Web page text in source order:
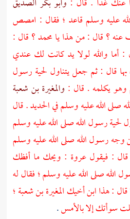
عليه وسلم قاعد ؛ فقال : امصص
عنه ؟ قال : من هذا يامحمد؟ قال :
: أما والله لولا يد كانت لك عندي
قال : ثم جعل يتناول لحية رسول
وهو يكلمه . قال : والمغيرة بن شعبة
الله عليه وسلم في الحديد . قال
لحية رسول الله صلى الله عليه وسلم
رسول الله صلى الله عليه وسلم
: فيقولعروة : ويحك ما أفظك
صلى الله عليه وسلم ؛ فقال له
: هذا ابن أخيكالمغيرة بن شعبة؛
سوأتك إلا بالأمس.